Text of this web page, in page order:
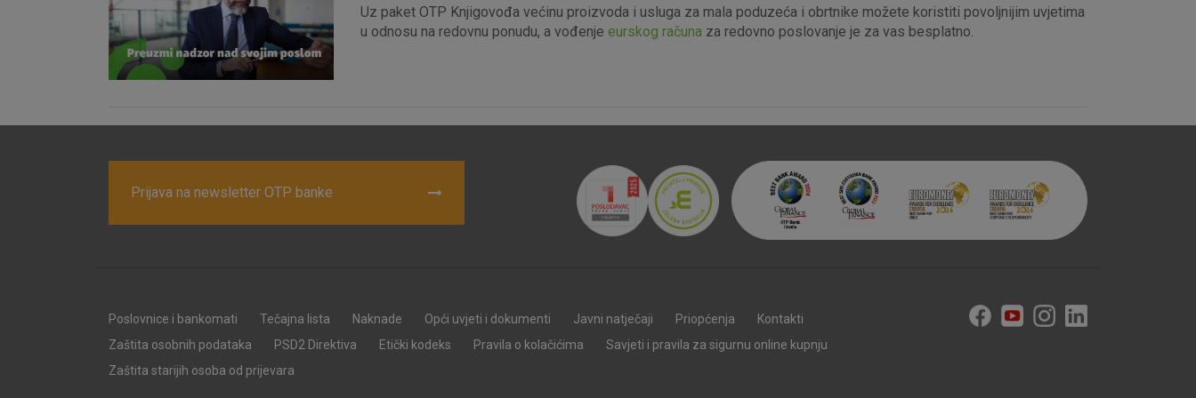
Uz paket OTP Knjigovođa većinu proizvoda i usluga za mala poduzeća i obrtnike možete koristiti povoljnijim uvjetima
u odnosu na redovnu ponudu, a vođenje eurskog računa za redovno poslovanje je za vas besplatno.
Prijava na newsletter OTP banke
Poslovnice i bankomati Tečajna lista Naknade Opći uvjeti i dokumenti Javni natječaji Priopćenja
Kontakti
Zaštita osobnih podataka
PSD2 Direktiva Etički kodeks Pravila o kolačićima
Savjeti i pravila za sigurnu online kupnju
Zaštita starijih osoba od prijevara
kolačići